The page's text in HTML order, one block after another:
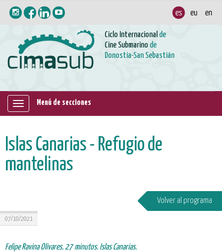
Ciclo Internacional de
Cine Submarino de
Donostia-San Sebastián
Mostrar/ocultar
Menú de secciones
Islas Canarias - Refugio de
mantelinas
Volver al programa
07/10/2021
Felipe Ravina Olivares. 27 minutos. Islas Canarias.